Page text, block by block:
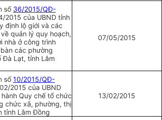
số 36/2015/QĐ-
2015 của UBND tỉnh
định lộ giới và các
quản lý quy hoạch,
nhà ở công trình
các phường
Đà Lạt, tỉnh Lâm
07/05/2015
số10/2015/QĐ-
2015 của UBND
Quy chế tổ chức
chức xã, phường, thị
tỉnh Lâm Đồng
13/02/2015